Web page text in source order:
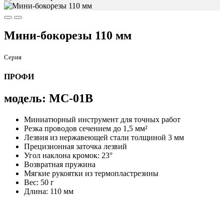
Мини-бокорезы 110 мм
Серия
ПРОФИ
модель: МС-01B
Миниатюрный инструмент для точных работ
Резка проводов сечением до 1,5 мм²
Лезвия из нержавеющей стали толщиной 3 мм
Прецизионная заточка лезвий
Угол наклона кромок: 23°
Возвратная пружина
Мягкие рукоятки из термопластрезины
Вес: 50 г
Длина: 110 мм